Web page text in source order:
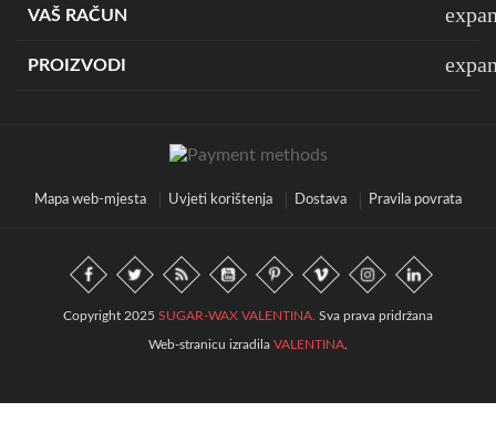
VAŠ RAČUN
PROIZVODI
Mapa web-mjesta Uvjeti korištenja Dostava Pravila povrata
Copyright 2025 SUGAR-WAX VALENTINA. Sva prava pridržana
Web-stranicu izradila VALENTINA